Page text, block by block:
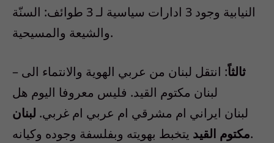
النيابية وجود 3 ادارات سياسية لـ 3 طوائف: السنّة
والشيعة والمسيحية.
– ثالثاً: انتقل لبنان من عربي الهوية والانتماء الى
لبنان مكتوم القيد. فليس معروفا اليوم هل
لبنان ايراني ام مشرقي ام عربي ام غربي. لبنان
مكتوم القيديتخبط بهويته وبفلسفة وجوده وكيانه.